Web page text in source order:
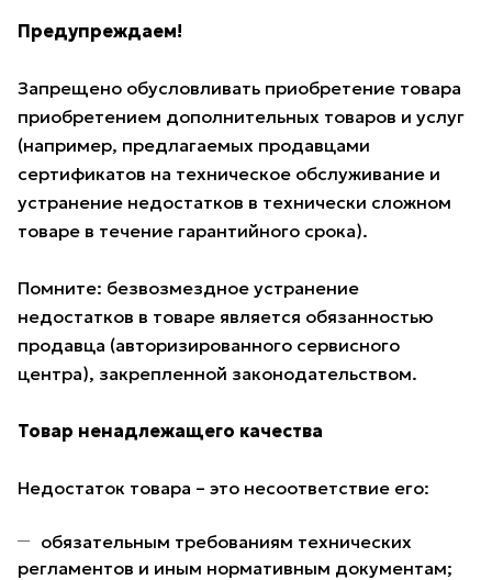
Предупреждаем!
Запрещено обусловливать приобретение товара
приобретением дополнительных товаров и услуг
(например, предлагаемых продавцами
сертификатов на техническое обслуживание и
устранение недостатков в технически сложном
товаре в течение гарантийного срока).
Помните: безвозмездное устранение
недостатков в товаре является обязанностью
продавца (авторизированного сервисного
центра), закрепленной законодательством.
Товар ненадлежащего качества
Недостаток товара – это несоответствие его:
обязательным требованиям технических
регламентов и иным нормативным документам;